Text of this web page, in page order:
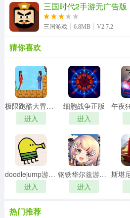
三国时代2手游无广告版
三国游戏 6.8MB V2.7.2
猜你喜欢
极限跑酷大冒险游戏正版
进入
细胞战争正版
进入
doodlejump游戏正版
进入
钢铁华尔兹游戏纯净最新版
进入
热门推荐